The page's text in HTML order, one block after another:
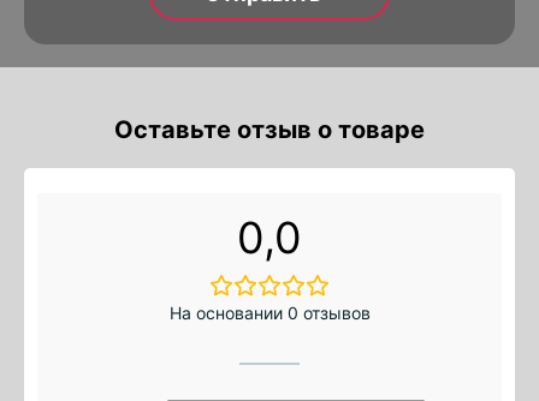
Оставьте отзыв о товаре
0,0
На основании 0 отзывов